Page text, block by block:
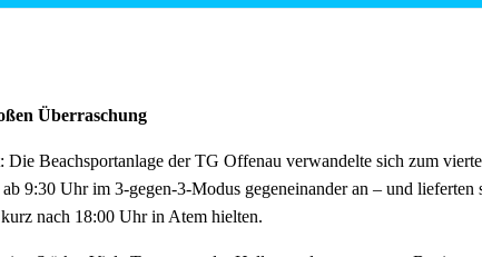
ans Neckarufer kommen!!
Überraschung
Beachsportanlage der TG Offenau verwandelte sich zum
9:30 Uhr im 3-gegen-3-Modus gegeneinander an – und lieferten
nach 18:00 Uhr in Atem hielten.